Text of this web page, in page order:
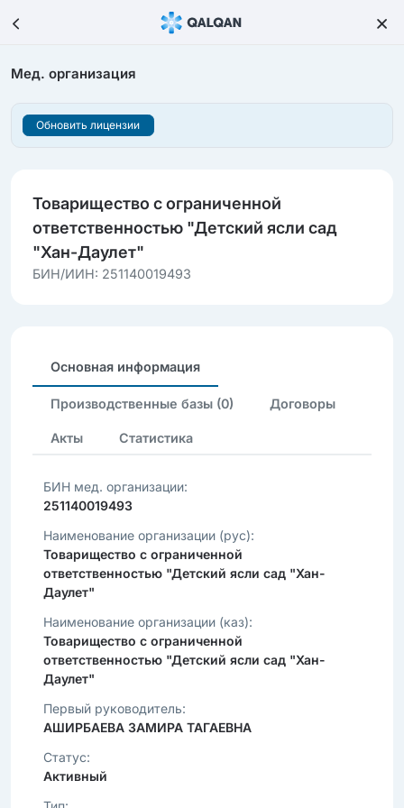
Мед. организация
Обновить лицензии
Товарищество с ограниченной
ответственностью "Детский ясли сад
"Хан-Даулет"
БИН/ИИН: 251140019493
Основная информация
Производственные базы (0) Договоры
Акты Статистика
БИН мед. организации:
251140019493
Наименование организации (рус):
Товарищество с ограниченной
ответственностью "Детский ясли сад "Хан-
Даулет"
Наименование организации (каз):
Товарищество с ограниченной
ответственностью "Детский ясли сад "Хан-
Даулет"
Первый руководитель:
АШИРБАЕВА ЗАМИРА ТАГАЕВНА
Статус:
Активный